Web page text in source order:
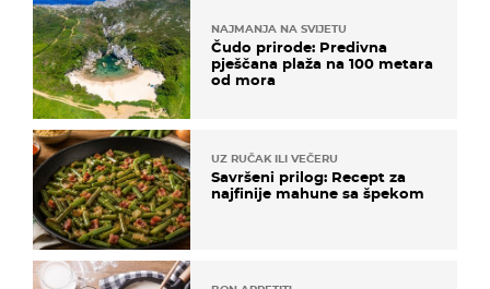
NAJMANJA NA SVIJETU
Čudo prirode: Predivna
pješčana plaža na 100 metara
od mora
UZ RUČAK ILI VEČERU
Savršeni prilog: Recept za
najfinije mahune sa špekom